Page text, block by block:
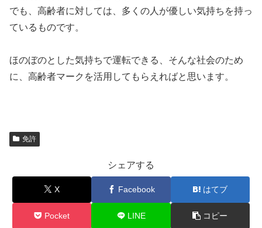
でも、高齢者に対しては、多くの人が優しい気持ちを持っ
ているものです。
ほのぼのとした気持ちで運転できる、そんな社会のため
に、高齢者マークを活用してもらえればと思います。
免許
シェアする
X Facebook はてブ
Pocket LINE コピー